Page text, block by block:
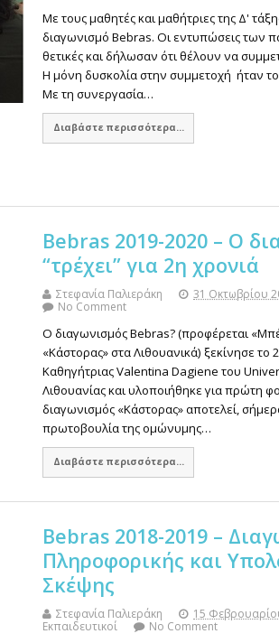
Με τους μαθητές και μαθήτριες της Δ'
διαγωνισμό Bebras. Οι εντυπώσεις των
θετικές και δήλωσαν ότι θέλουν να
Η μόνη δυσκολία στην συμμετοχή ήταν
Με τη συνεργασία…
Διαβάστε περισσότερα...
Bebras 2019-2020 – Ο
“τρέχει” για 2η χρονιά
Στεφανία Παλιεράκη 31 Οκτωβρίου
No Comment
Ο διαγωνισμός Bebras? (προφέρεται
«Κάστορας» στα Λιθουανικά) ξεκίνησε το
Καθηγήτριας Valentina Dagiene του
Λιθουανίας και υλοποιήθηκε για πρώτη
διαγωνισμός «Κάστορας» αποτελεί,
πρωτοβουλία της ομώνυμης…
Διαβάστε περισσότερα...
Bebras 2018-2019 –
Πληροφορικής και
Σκέψης
Στεφανία Παλιεράκη
15
Εκπαιδευτικοί
No Comment